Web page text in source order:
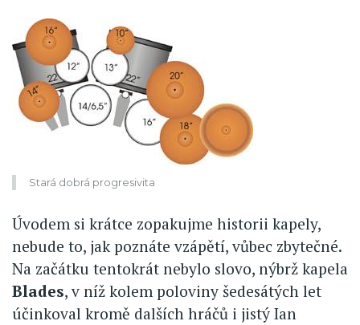
Stará dobrá progresivita
Úvodem si krátce zopakujme historii kapely,
nebude to, jak poznáte vzápětí, vůbec zbytečné.
Na začátku tentokrát nebylo slovo, nýbrž kapela
Blades, v níž kolem poloviny šedesátých let
účinkoval kromě dalších hráčů i jistý Ian